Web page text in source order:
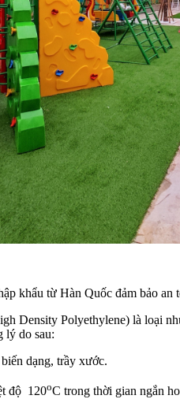
khẩu từ Hàn Quốc đảm bảo an
Density Polyethylene) là loại
lý do sau:
dạng, trầy xước.
độ 120oC trong thời gian ngắn